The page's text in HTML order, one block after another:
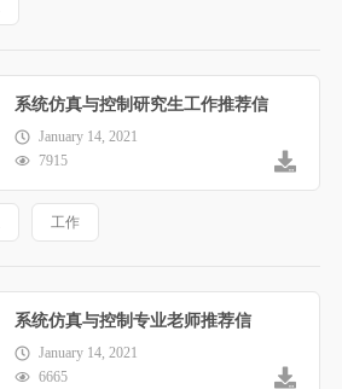
系统仿真与控制研究生工作推荐信
January 14, 2021
7915
工作
系统仿真与控制专业老师推荐信
January 14, 2021
6665